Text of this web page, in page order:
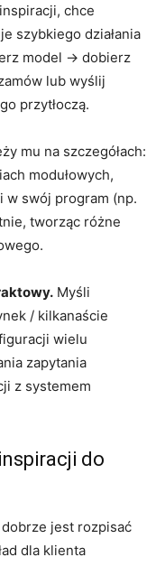
chce
szybkiego działania
model → dobierz
lub wyślij
przytłoczą.
mu na szczegółach:
modułowych,
w swój program (np.
tworząc różne
Myśli
/ kilkanaście
wielu
zapytania
z systemem
do
jest rozpisać
dla klienta